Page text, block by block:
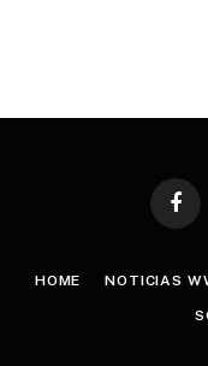
HOME NOTICIAS